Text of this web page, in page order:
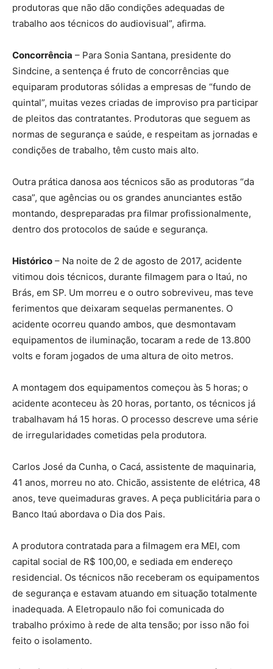
produtoras que não dão condições adequadas de
trabalho aos técnicos do audiovisual”, afirma.
Concorrência – Para Sonia Santana, presidente do
Sindcine, a sentença é fruto de concorrências que
equiparam produtoras sólidas a empresas de “fundo de
quintal”, muitas vezes criadas de improviso pra participar
de pleitos das contratantes. Produtoras que seguem as
normas de segurança e saúde, e respeitam as jornadas e
condições de trabalho, têm custo mais alto.
Outra prática danosa aos técnicos são as produtoras “da
casa”, que agências ou os grandes anunciantes estão
montando, despreparadas pra filmar profissionalmente,
dentro dos protocolos de saúde e segurança.
Histórico – Na noite de 2 de agosto de 2017, acidente
vitimou dois técnicos, durante filmagem para o Itaú, no
Brás, em SP. Um morreu e o outro sobreviveu, mas teve
ferimentos que deixaram sequelas permanentes. O
acidente ocorreu quando ambos, que desmontavam
equipamentos de iluminação, tocaram a rede de 13.800
volts e foram jogados de uma altura de oito metros.
A montagem dos equipamentos começou às 5 horas; o
acidente aconteceu às 20 horas, portanto, os técnicos já
trabalhavam há 15 horas. O processo descreve uma série
de irregularidades cometidas pela produtora.
Carlos José da Cunha, o Cacá, assistente de maquinaria,
41 anos, morreu no ato. Chicão, assistente de elétrica, 48
anos, teve queimaduras graves. A peça publicitária para o
Banco Itaú abordava o Dia dos Pais.
A produtora contratada para a filmagem era MEI, com
capital social de R$ 100,00, e sediada em endereço
residencial. Os técnicos não receberam os equipamentos
de segurança e estavam atuando em situação totalmente
inadequada. A Eletropaulo não foi comunicada do
trabalho próximo à rede de alta tensão; por isso não foi
feito o isolamento.